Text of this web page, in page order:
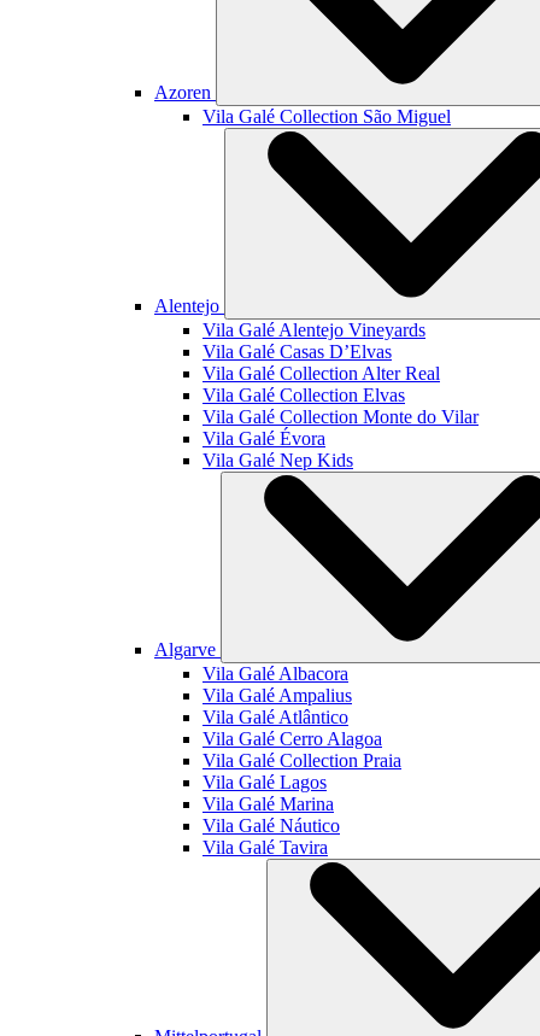
Azoren
Vila Galé Collection São Miguel
Alentejo
Vila Galé Alentejo Vineyards
Vila Galé Casas D’Elvas
Vila Galé Collection Alter Real
Vila Galé Collection Elvas
Vila Galé Collection Monte do Vilar
Vila Galé Évora
Vila Galé Nep Kids
Algarve
Vila Galé Albacora
Vila Galé Ampalius
Vila Galé Atlântico
Vila Galé Cerro Alagoa
Vila Galé Collection Praia
Vila Galé Lagos
Vila Galé Marina
Vila Galé Náutico
Vila Galé Tavira